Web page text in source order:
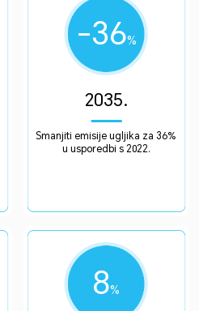
-36%
2035.
Smanjiti emisije ugljika za 36%
u usporedbi s 2022.
8%